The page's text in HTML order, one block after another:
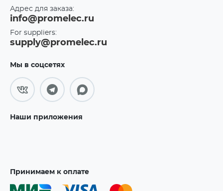
Адрес для заказа:
info@promelec.ru
For suppliers:
supply@promelec.ru
Мы в соцсетях
Наши приложения
Принимаем к оплате